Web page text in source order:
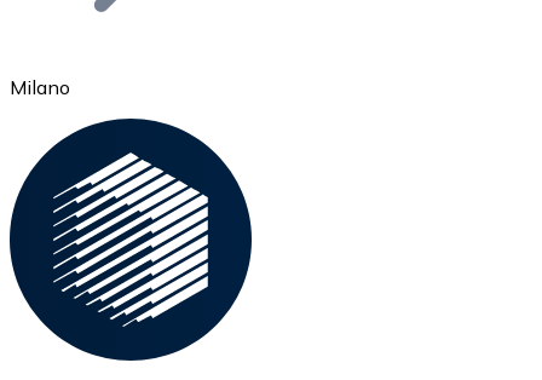
Ethereum
ETH
Milano